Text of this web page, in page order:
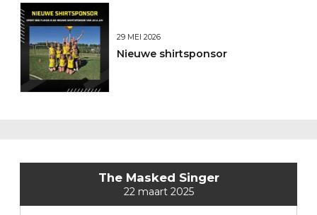
29 MEI 2026
Nieuwe shirtsponsor
The Masked Singer
22 maart 2025